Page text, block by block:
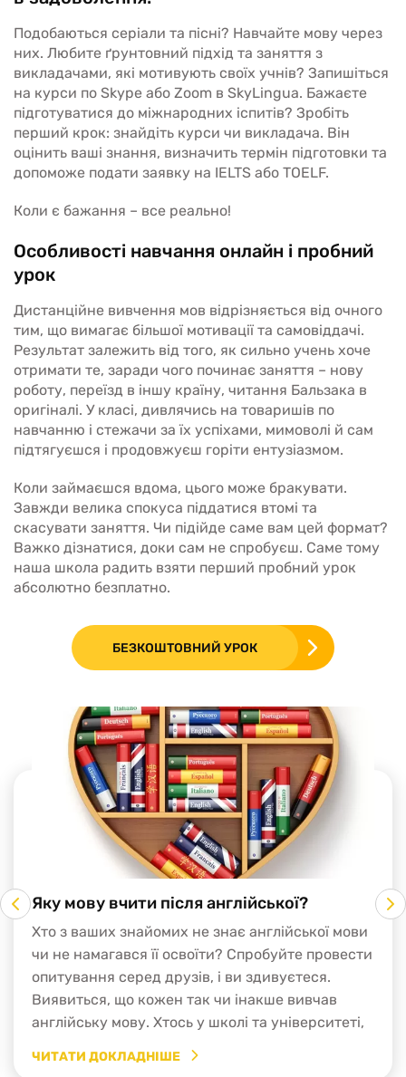
Подобаються серіали та пісні? Навчайте мову через
них. Любите ґрунтовний підхід та заняття з
викладачами, які мотивують своїх учнів? Запишіться
на курси по Skype або Zoom в SkyLingua. Бажаєте
підготуватися до міжнародних іспитів? Зробіть
перший крок: знайдіть курси чи викладача. Він
оцінить ваші знання, визначить термін підготовки та
допоможе подати заявку на IELTS або TOELF.
Коли є бажання – все реально!
Особливості навчання онлайн і пробний
урок
Дистанційне вивчення мов відрізняється від очного
тим, що вимагає більшої мотивації та самовіддачі.
Результат залежить від того, як сильно учень хоче
отримати те, заради чого починає заняття – нову
роботу, переїзд в іншу країну, читання Бальзака в
оригіналі. У класі, дивлячись на товаришів по
навчанню і стежачи за їх успіхами, мимоволі й сам
підтягуєшся і продовжуєш горіти ентузіазмом.
Коли займаєшся вдома, цього може бракувати.
Завжди велика спокуса піддатися втомі та
скасувати заняття. Чи підійде саме вам цей формат?
Важко дізнатися, доки сам не спробуєш. Саме тому
наша школа радить взяти перший пробний урок
абсолютно безплатно.
БЕЗКОШТОВНИЙ УРОК
Яку мову вчити після англійської?
Хто з ваших знайомих не знає англійської мови
чи не намагався її освоїти? Спробуйте провести
опитування серед друзів, і ви здивуєтеся.
Виявиться, що кожен так чи інакше вивчав
англійську мову. Хтось у школі та університеті,
домашніми завданнями, хтось для роботи чи
ЧИТАТИ ДОКЛАДНІШЕ